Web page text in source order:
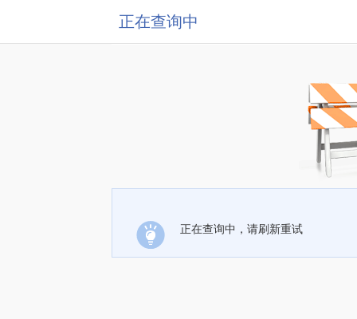
正在查询中
正在查询中，请刷新重试